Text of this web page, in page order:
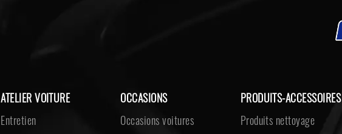
ATELIER VOITURE
Entretien
OCCASIONS
Occasions voitures
PRODUITS-ACCESSOIRES
Produits nettoyage